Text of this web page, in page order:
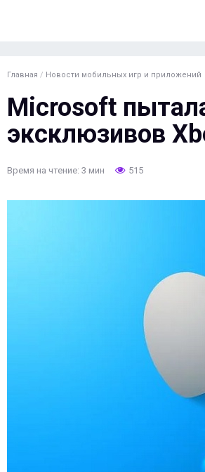
Главная / Новости мобильных игр и приложений
Microsoft
эксклюзивов
Время на чтение: 3 мин 515